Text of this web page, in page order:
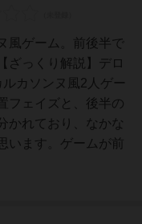
風ゲーム。前後半で
ざっくり解説】デロ
カソンヌ風2人ゲー
フェイズと、後半の
かれており、なかな
います。ゲームが前